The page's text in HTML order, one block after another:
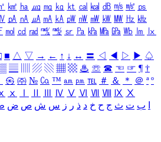
㎢ ㏊ ㎍ ㎎ ㎏ ㏏ ㎈ ㎉ ㏈ ㎧ ㎨ ㎰
㎀ ㎁ ㎂ ㎃ ㎄ ㎺ ㎻ ㎽ ㎾ ㎿ ㎐ ㎑
㏖ ㏅ ㎭ ㎮ ㎯ ㏛ ㎩ ㎪ ㎫ ㎬ ㏝ ㏐
㏓
■ △ ▽ → ← ↑ ↓ ↔ 〓 ◁ ◀ ▷ ▶ ♤
▒ ▤ ▨ ▧ ▦ ▩ ♨ ☏ ☎ ☜ ☞ ¶ †
㉿ ㈜ № ㏇ ™ ㏂ ㏘ ℡ ＃ ＆ ＊ ＠ ª º
ⅹ Ⅳ Ⅴ Ⅵ Ⅶ Ⅷ Ⅸ Ⅹ
ب ت ث ج ح خ د ذ ر ز س ش ص ض